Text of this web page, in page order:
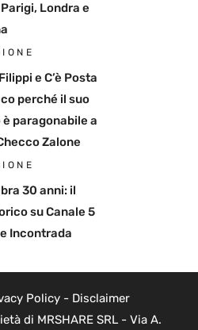
Londra e
e C’è Posta
perché il suo
paragonabile a
Zalone
30 anni: il
su Canale 5
Incontrada
Policy- Disclaimer
di MRSHARE SRL - Via A.